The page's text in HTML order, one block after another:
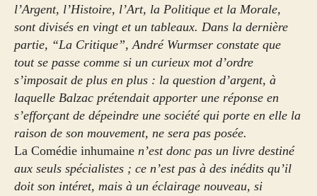
l’Argent, l’Histoire, l’Art, la Politique et la Morale,
sont divisés en vingt et un tableaux. Dans la dernière
partie, “La Critique”, André Wurmser constate que
tout se passe comme si un curieux mot d’ordre
s’imposait de plus en plus : la question d’argent, à
laquelle Balzac prétendait apporter une réponse en
s’efforçant de dépeindre une société qui porte en elle la
raison de son mouvement, ne sera pas posée.
La Comédie inhumaine n’est donc pas un livre destiné
aux seuls spécialistes ; ce n’est pas à des inédits qu’il
doit son intéret, mais à un éclairage nouveau, si